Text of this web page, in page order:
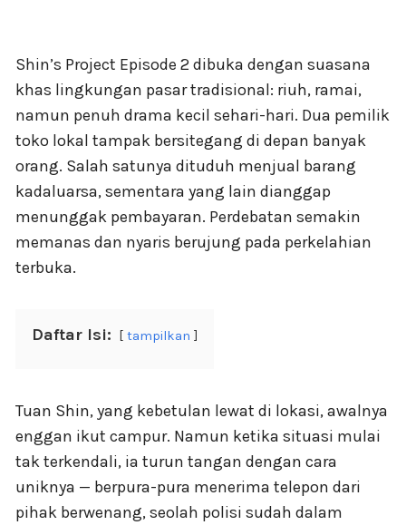
Shin’s Project Episode 2 dibuka dengan suasana
khas lingkungan pasar tradisional: riuh, ramai,
namun penuh drama kecil sehari-hari. Dua pemilik
toko lokal tampak bersitegang di depan banyak
orang. Salah satunya dituduh menjual barang
kadaluarsa, sementara yang lain dianggap
menunggak pembayaran. Perdebatan semakin
memanas dan nyaris berujung pada perkelahian
terbuka.
Daftar Isi: tampilkan
Tuan Shin, yang kebetulan lewat di lokasi, awalnya
enggan ikut campur. Namun ketika situasi mulai
tak terkendali, ia turun tangan dengan cara
uniknya — berpura-pura menerima telepon dari
pihak berwenang, seolah polisi sudah dalam